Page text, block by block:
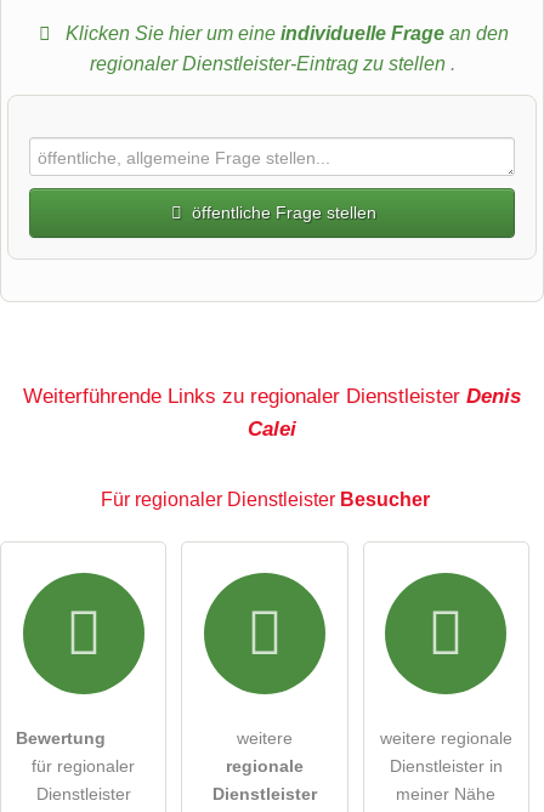
Klicken Sie hier um eine individuelle Fragean den
regionaler Dienstleister-Eintrag zu stellen .
öffentliche Frage stellen
Hiermit akzeptiere ich die .
Die Datenschutzerklärunghabe ich zur Kenntnis genommen.
Hinweis: Bitte beachten Sie, öffentliche Fragen sind
Weiterführende Links zu regionaler Dienstleister Denis
Calei
Für regionaler Dienstleister Besucher
Bewertung
für regionaler
Dienstleister
weitere
regionale
Dienstleister
weitere regionale
Dienstleister in
meiner Nähe